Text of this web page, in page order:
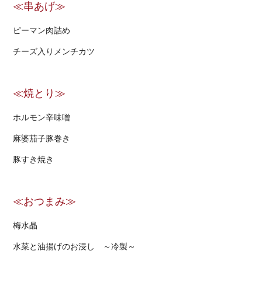
≪串あげ≫
ピーマン肉詰め
チーズ入りメンチカツ
≪焼とり≫
ホルモン辛味噌
麻婆茄子豚巻き
豚すき焼き
≪おつまみ≫
梅水晶
水菜と油揚げのお浸し ～冷製～